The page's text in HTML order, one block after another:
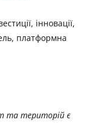
інновації,
платформна
та територій є